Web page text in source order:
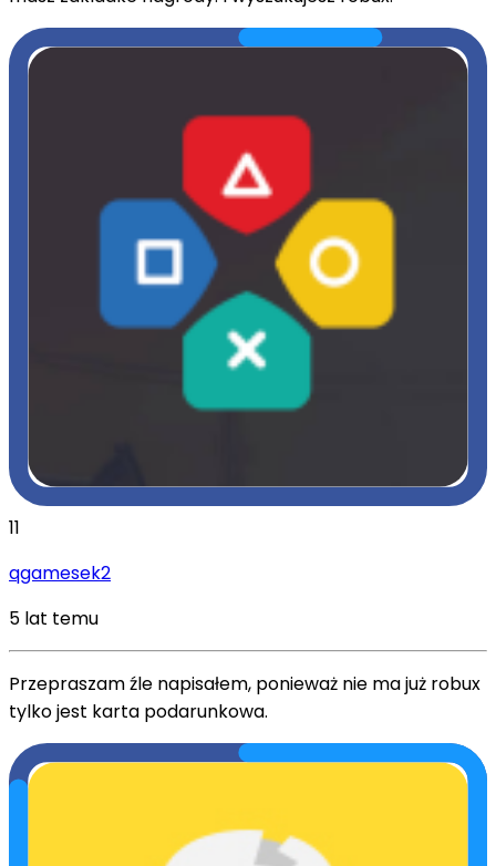
11
qgamesek2
5 lat temu
Przepraszam źle napisałem, ponieważ nie ma już robux
tylko jest karta podarunkowa.